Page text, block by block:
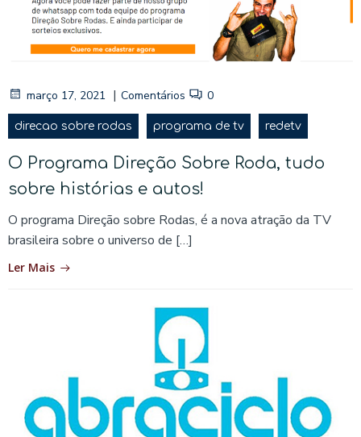
março 17, 2021 | Comentários 0
direcao sobre rodas programa de tv redetv
O Programa Direção Sobre Roda, tudo
sobre histórias e autos!
O programa Direção sobre Rodas, é a nova atração da TV
brasileira sobre o universo de […]
Ler Mais